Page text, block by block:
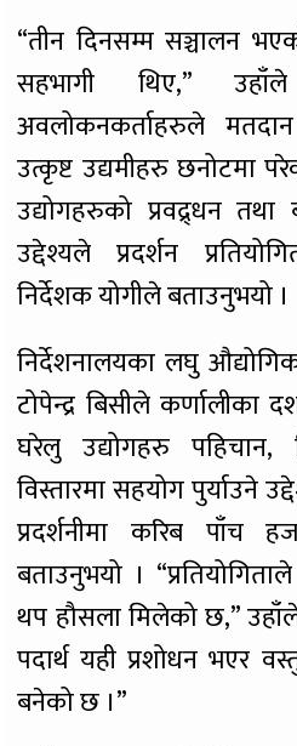
“तीन दिनसम्म सञ्चालन
सहभागी थिए,” उहाँले
अवलोकनकर्ताहरुले
उत्कृष्ट उद्यमीहरु छनोटमा
उद्योगहरुको प्रवद्र्धन तथा
उद्देश्यले प्रदर्शन
निर्देशक योगीले बताउनुभयो ।
निर्देशनालयका लघु
टोपेन्द्र बिसीले
घरेलु उद्योगहरु
विस्तारमा सहयोग पुर्याउने
प्रदर्शनीमा करिब पाँच
बताउनुभयो ।
थप हौसला मिलेको छ,”
पदार्थ यही प्रशोधन भएर
बनेको छ ।”